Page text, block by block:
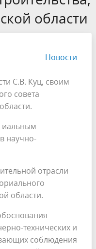
области
Новости
С.В. Куц, своим
совета
научно-
отрасли
области.
технических и
соблюдения